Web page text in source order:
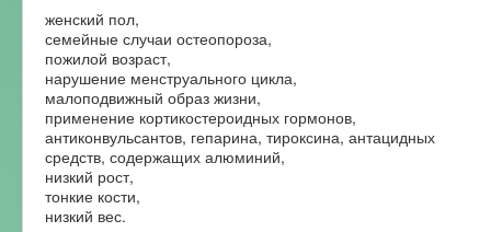
женский пол,
семейные случаи остеопороза,
пожилой возраст,
нарушение менструального цикла,
малоподвижный образ жизни,
применение кортикостероидных гормонов,
антиконвульсантов, гепарина, тироксина, антацидных
средств, содержащих алюминий,
низкий рост,
тонкие кости,
низкий вес.